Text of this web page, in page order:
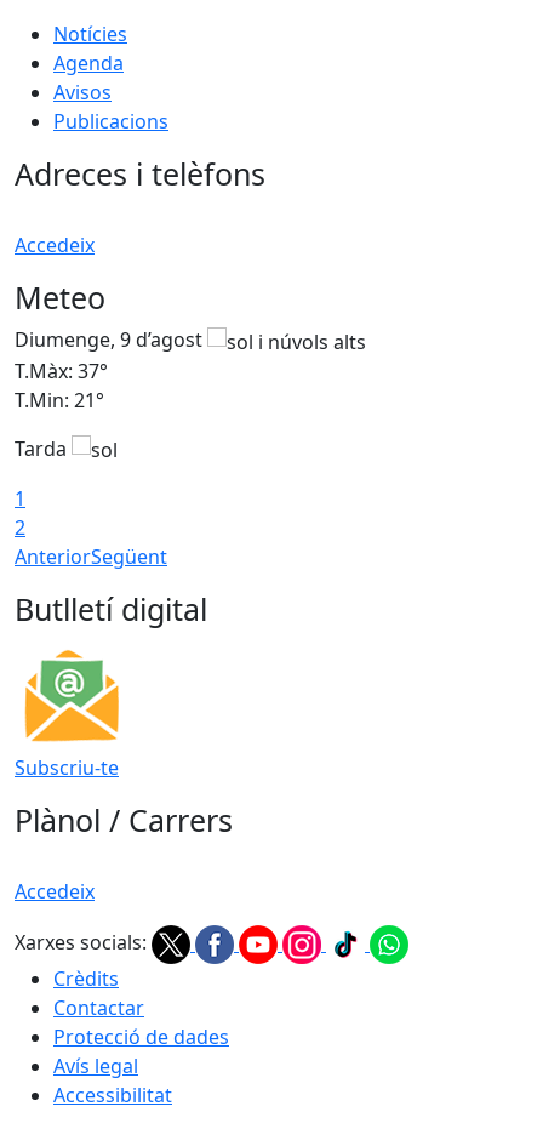
Notícies
Agenda
Avisos
Publicacions
Adreces i telèfons
Accedeix
Meteo
Diumenge, 9 d’agost
T.Màx: 37°
T.Min: 21°
Tarda
1
2
AnteriorSegüent
Butlletí digital
Subscriu-te
Plànol / Carrers
Accedeix
Xarxes socials:
Crèdits
Contactar
Protecció de dades
Avís legal
Accessibilitat